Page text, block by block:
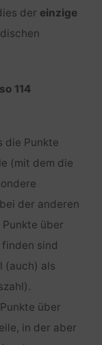
der einzige
114
die Punkte
(mit dem die
der anderen
über
sind
(auch) als
über
in der aber